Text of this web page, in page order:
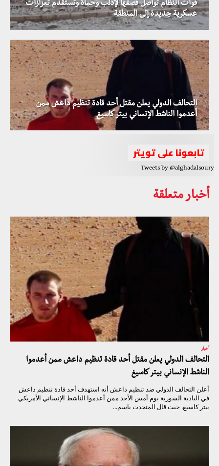
قوات النظام تواصل قصفها لإدلب وحماة وتستقدم تعزازات
عسكرية جديدة إلى المنطقة
التحالف الدولي يعلن مقتل أحد قادة تنظيم داعش ممن
أعدموا الناشط الإنساني بيتر كاسيغ
تابعونا على تويتر
Tweets by @alghadalsoury
أخبار متعلقة
أخبار
التحالف الدولي يعلن مقتل أحد قادة تنظيم داعش ممن أعدموا
الناشط الإنساني بيتر كاسيغ
أعلن التحالف الدولي ضد تنظيم داعش أنه استهدف أحد قادة تنظيم داعش
في البادية السورية يوم أمس الأحد ممن أعدموا الناشط الإنساني الأمريكي
بيتر كاسيغ. حيث قال المتحدث باسم...